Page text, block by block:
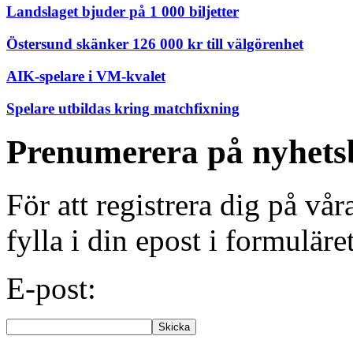
Landslaget bjuder på 1 000 biljetter
Östersund skänker 126 000 kr till välgörenhet
AIK-spelare i VM-kvalet
Spelare utbildas kring matchfixning
Prenumerera på
För att registrera dig på
fylla i din epost i
E-post: